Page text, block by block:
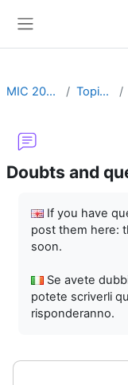
MIC 2008 Topic 1
Doubts and
If you have
post them here:
soon.
Se avete
potete scriverli
risponderanno.